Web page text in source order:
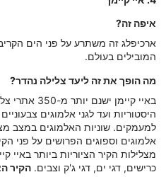
איפה זה?
ארכיפלג זה משתרע על פני הים
המובילים בעולם.
מה הופך את זה ליעד צלילה נהדר?
באיי קיימן
היסטוריות ועד לגני אלמוגים
למעמקים. שוניות האלמוגים במצב
אלמוגים וספוגים הפרושים על פני
מצלילות הקיר הציוריות ביותר באיי
כרישים, דגי ים, דגי ג'ק וצבים. הקיר